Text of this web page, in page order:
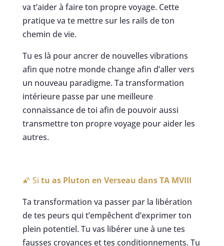
va t’aider à faire ton propre voyage. Cette
pratique va te mettre sur les rails de ton
chemin de vie.
Tu es là pour ancrer de nouvelles vibrations
afin que notre monde change afin d’aller vers
un nouveau paradigme. Ta transformation
intérieure passe par une meilleure
connaissance de toi afin de pouvoir aussi
transmettre ton propre voyage pour aider les
autres.
🌠 Si tu as Pluton en Verseau dans TA MVIII
Ta transformation va passer par la libération
de tes peurs qui t’empêchent d’exprimer ton
plein potentiel. Tu vas libérer une à une tes
fausses croyances et tes conditionnements. Tu